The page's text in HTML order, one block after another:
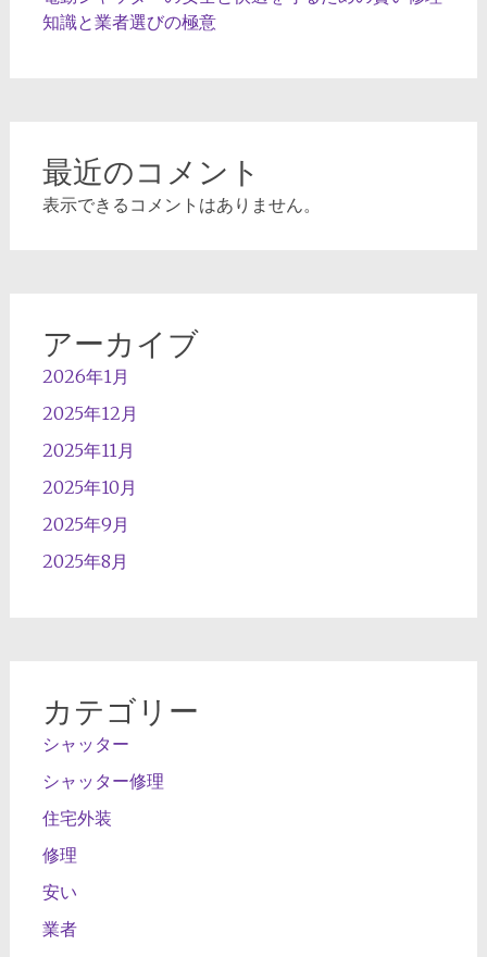
知識と業者選びの極意
最近のコメント
表示できるコメントはありません。
アーカイブ
2026年1月
2025年12月
2025年11月
2025年10月
2025年9月
2025年8月
カテゴリー
シャッター
シャッター修理
住宅外装
修理
安い
業者